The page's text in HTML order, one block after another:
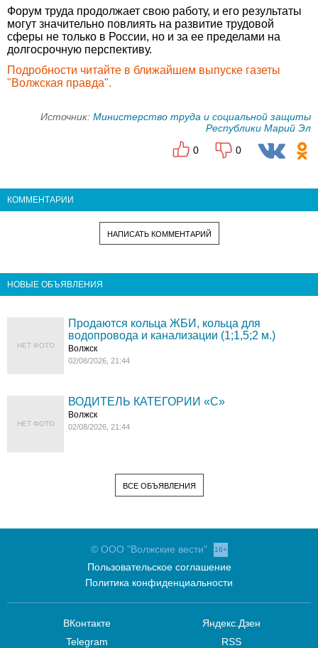
Форум труда продолжает свою работу, и его результаты
могут значительно повлиять на развитие трудовой
сферы не только в России, но и за ее пределами на
долгосрочную перспективу.
Подробности читайте в ближайшем выпуске газеты
"Волжская правда".
Источник: Министерство труда и социальной защиты
Республики Марий Эл
0
0
КОММЕНТАРИИ
НАПИСАТЬ КОММЕНТАРИЙ
НОВЫЕ ОБЪЯВЛЕНИЯ
НЕТ ФОТО
Продаются кольца ЖБИ, кольца для
водопровода и канализации (1;1,5;2 м.)
Волжск
02/08/2026, 21:44
НЕТ ФОТО
ВОДИТЕЛЬ КАТЕГОРИИ «C»
Волжск
02/08/2026, 21:44
ВСЕ ОБЪЯВЛЕНИЯ
© ООО "Волжские вести" 16+
Пользовательское соглашение
Политика конфиденциальности
ВКонтакте
Telegram
Яндекс.Дзен
RSS